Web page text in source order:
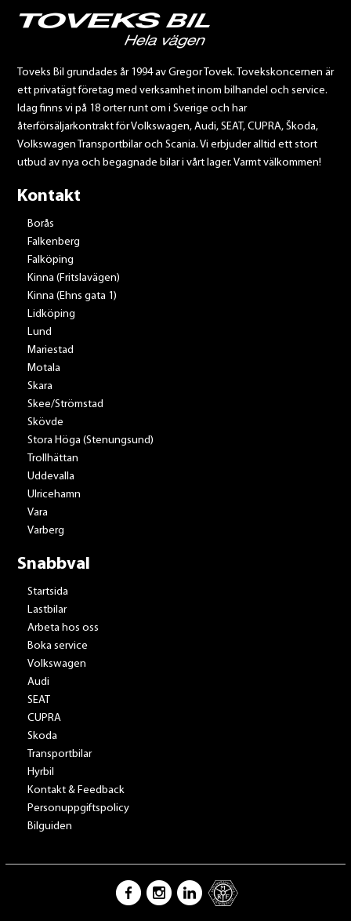
Toveks Bil grundades år 1994 av Gregor Tovek. Tovekskoncernen är
ett privatägt företag med verksamhet inom bilhandel och service.
Idag finns vi på 18 orter runt om i Sverige och har
återförsäljarkontrakt för Volkswagen, Audi, SEAT, CUPRA, Škoda,
Volkswagen Transportbilar och Scania. Vi erbjuder alltid ett stort
utbud av nya och begagnade bilar i vårt lager. Varmt välkommen!
Kontakt
Borås
Falkenberg
Falköping
Kinna (Fritslavägen)
Kinna (Ehns gata 1)
Lidköping
Lund
Mariestad
Motala
Skara
Skee/Strömstad
Skövde
Stora Höga (Stenungsund)
Trollhättan
Uddevalla
Ulricehamn
Vara
Varberg
Snabbval
Startsida
Lastbilar
Arbeta hos oss
Boka service
Volkswagen
Audi
SEAT
CUPRA
Skoda
Transportbilar
Hyrbil
Kontakt & Feedback
Personuppgiftspolicy
Bilguiden